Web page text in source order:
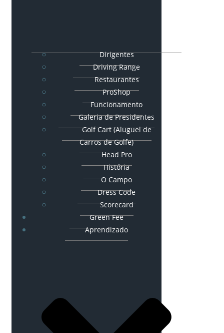
Dirigentes
Driving Range
Restaurantes
ProShop
Funcionamento
Galeria de Presidentes
Golf Cart (Aluguel de
Carros de Golfe)
Head Pro
História
O Campo
Dress Code
Scorecard
Green Fee
Aprendizado